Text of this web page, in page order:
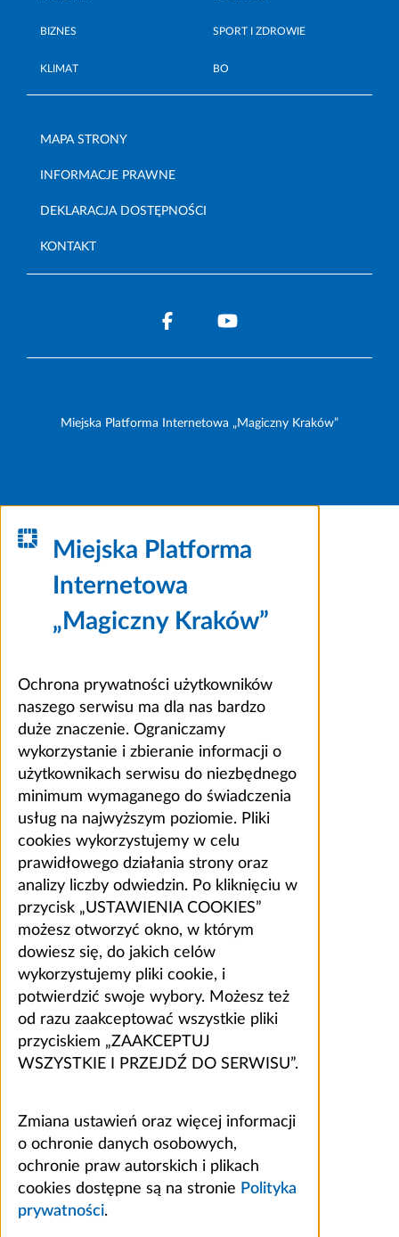
BIZNES SPORT I ZDROWIE
KLIMAT BO
MAPA STRONY
INFORMACJE PRAWNE
DEKLARACJA DOSTĘPNOŚCI
KONTAKT
Miejska Platforma Internetowa „Magiczny Kraków”
Miejska Platforma
Internetowa
„Magiczny Kraków”
Ochrona prywatności użytkowników
naszego serwisu ma dla nas bardzo
duże znaczenie. Ograniczamy
wykorzystanie i zbieranie informacji o
użytkownikach serwisu do niezbędnego
minimum wymaganego do świadczenia
usług na najwyższym poziomie. Pliki
cookies wykorzystujemy w celu
prawidłowego działania strony oraz
analizy liczby odwiedzin. Po kliknięciu w
przycisk „USTAWIENIA COOKIES”
możesz otworzyć okno, w którym
dowiesz się, do jakich celów
wykorzystujemy pliki cookie, i
potwierdzić swoje wybory. Możesz też
od razu zaakceptować wszystkie pliki
przyciskiem „ZAAKCEPTUJ
WSZYSTKIE I PRZEJDŹ DO SERWISU”.
Zmiana ustawień oraz więcej informacji
o ochronie danych osobowych,
ochronie praw autorskich i plikach
cookies dostępne są na stronie Polityka
prywatności.